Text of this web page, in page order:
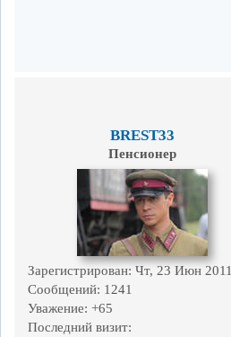
BREST33
Пенсионер
Зарегистрирован: Чт, 23 Июн 2011
Сообщений: 1241
Уважение: +65
Последний визит: